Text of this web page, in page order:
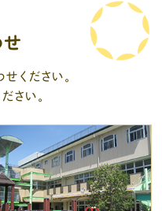
ください。
さい。